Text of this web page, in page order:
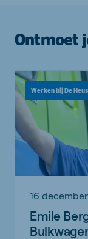
Ontmoet
Werken bij De Heus
16
Emile